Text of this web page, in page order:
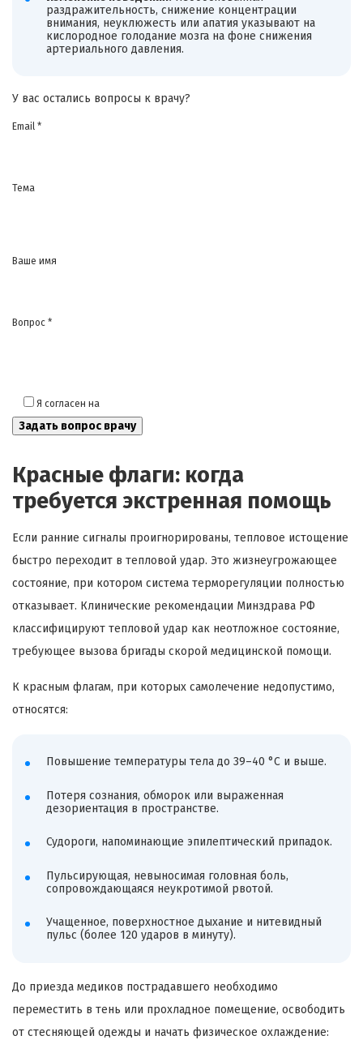
раздражительность, снижение концентрации
внимания, неуклюжесть или апатия указывают на
кислородное голодание мозга на фоне снижения
артериального давления.
У вас остались вопросы к врачу?
Email *
Тема
Ваше имя
Вопрос *
Я согласен на
Красные флаги: когда
требуется экстренная помощь
Если ранние сигналы проигнорированы, тепловое истощение
быстро переходит в тепловой удар. Это жизнеугрожающее
состояние, при котором система терморегуляции полностью
отказывает. Клинические рекомендации Минздрава РФ
классифицируют тепловой удар как неотложное состояние,
требующее вызова бригады скорой медицинской помощи.
К красным флагам, при которых самолечение недопустимо,
относятся:
Повышение температуры тела до 39–40 °C и выше.
Потеря сознания, обморок или выраженная
дезориентация в пространстве.
Судороги, напоминающие эпилептический припадок.
Пульсирующая, невыносимая головная боль,
сопровождающаяся неукротимой рвотой.
Учащенное, поверхностное дыхание и нитевидный
пульс (более 120 ударов в минуту).
До приезда медиков пострадавшего необходимо
переместить в тень или прохладное помещение, освободить
от стесняющей одежды и начать физическое охлаждение: